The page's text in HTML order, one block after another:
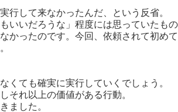
行して来なかったんだ、という反省。
いいだろうな」程度には思っていたもの
かったのです。今回、依頼されて初めて
くても確実に実行していくでしょう。
それ以上の価値がある行動。
ました。